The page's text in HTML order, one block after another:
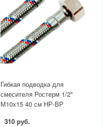
Гибкая подводка для
смесителя Ростерм 1/2"
М10x15 40 см НР-ВР
310 руб.